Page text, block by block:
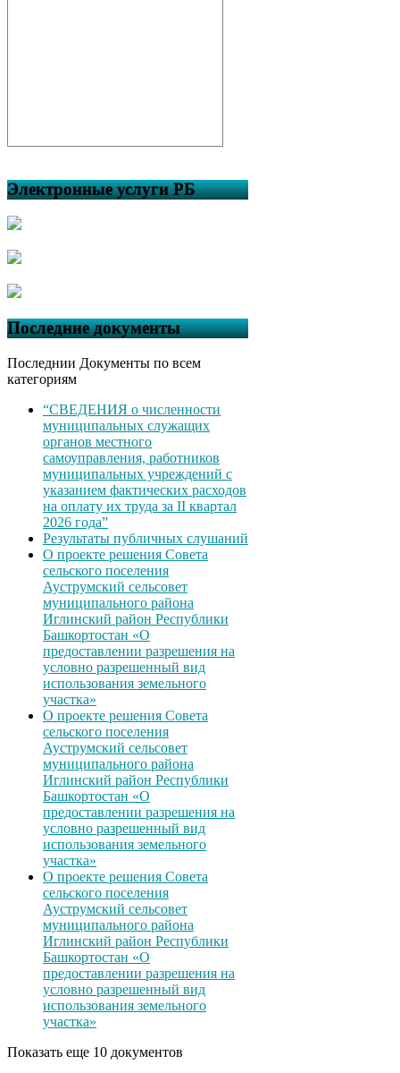
Электронные услуги РБ
Последние документы
Последнии Документы по всем
категориям
“СВЕДЕНИЯ о численности
муниципальных служащих
органов местного
самоуправления, работников
муниципальных учреждений с
указанием фактических расходов
на оплату их труда за II квартал
2026 года”
Результаты публичных слушаний
О проекте решения Совета
сельского поселения
Ауструмский сельсовет
муниципального района
Иглинский район Республики
Башкортостан «О
предоставлении разрешения на
условно разрешенный вид
использования земельного
участка»
О проекте решения Совета
сельского поселения
Ауструмский сельсовет
муниципального района
Иглинский район Республики
Башкортостан «О
предоставлении разрешения на
условно разрешенный вид
использования земельного
участка»
О проекте решения Совета
сельского поселения
Ауструмский сельсовет
муниципального района
Иглинский район Республики
Башкортостан «О
предоставлении разрешения на
условно разрешенный вид
использования земельного
участка»
Показать еще 10 документов